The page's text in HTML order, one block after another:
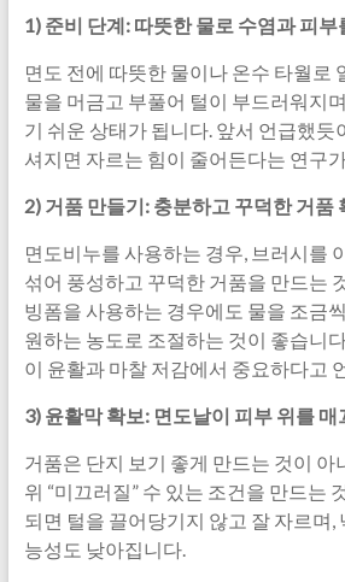
1) 준비 단계: 따뜻한 물로 수염과 피부
면도 전에 따뜻한 물이나 온수 타월로
물을 머금고 부풀어 털이 부드러워지
기 쉬운 상태가 됩니다. 앞서 언급했듯
셔지면 자르는 힘이 줄어든다는 연구
2) 거품 만들기: 충분하고 꾸덕한 거품
면도비누를 사용하는 경우, 브러시를
섞어 풍성하고 꾸덕한 거품을 만드는
빙폼을 사용하는 경우에도 물을 조금
원하는 농도로 조절하는 것이 좋습니
이 윤활과 마찰 저감에서 중요하다고
3) 윤활막 확보: 면도날이 피부 위를
거품은 단지 보기 좋게 만드는 것이 아
위 “미끄러질” 수 있는 조건을 만드는
되면 털을 끌어당기지 않고 잘 자르며,
능성도 낮아집니다.